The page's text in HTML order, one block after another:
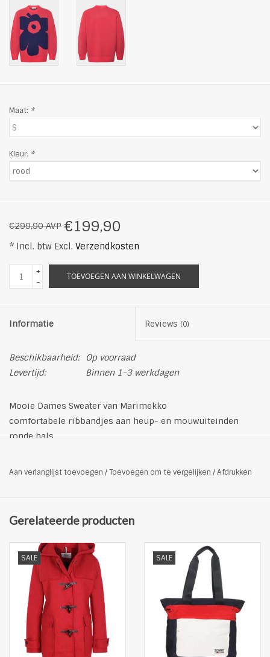
Maat: *
Kleur: *
€299,90 AVP €199,90
* Incl. btw Excl. Verzendkosten
+
-
TOEVOEGEN AAN WINKELWAGEN
Informatie Reviews (0)
Beschikbaarheid:
Op voorraad
Levertijd:
Binnen 1-3 werkdagen
Mooie Dames Sweater van Marimekko
comfortabele ribbandjes aan heup- en mouwuiteinden
ronde hals
Niet drogen in de droogautomaat
Strijken op een maximale temperatuur van 110°C
Niet stomen
Kleur: rood
Gefabriceerd in Portugal
Aan verlanglijst toevoegen /Toevoegen om te vergelijken /Afdrukken
Gerelateerde producten
SALE SALE